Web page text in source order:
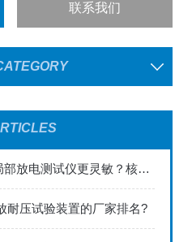
联系我们
国网严选，谁家生产局部放电测试仪更灵敏？核心优势探究
耐压试验装置的厂家排名?